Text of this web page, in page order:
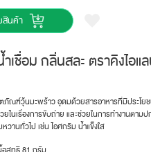
สินค้า
เชื่อม กลิ่นสละ ตราคิงไอ
ณฑ์วุ้นมะพร้าว อุดมด้วยสารอาหารที่มีประโยช
ในเรื่องการขับถ่าย และช่วยในการทำงานตา
านทั่วไป เช่น ไอศกรีม น้ำแข็งใส